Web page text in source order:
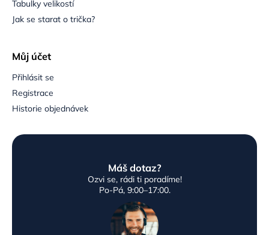
Tabulky velikostí
Jak se starat o trička?
Můj účet
Přihlásit se
Registrace
Historie objednávek
Máš dotaz?
Ozvi se, rádi ti poradíme!
Po-Pá, 9:00–17:00.